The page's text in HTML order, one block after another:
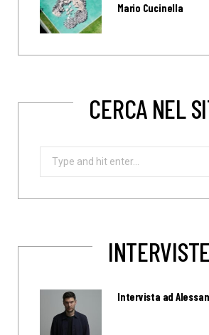
Mario Cucinella
CERCA NEL
Search
INTERVISTE
Intervista ad